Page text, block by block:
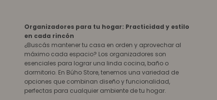
Organizadores para tu hogar: Practicidad y estilo
en cada rincón
¿Buscás mantener tu casa en orden y aprovechar al
máximo cada espacio? Los organizadores son
esenciales para lograr una linda cocina, baño o
dormitorio. En Búho Store, tenemos una variedad de
opciones que combinan diseño y funcionalidad,
perfectas para cualquier ambiente de tu hogar.